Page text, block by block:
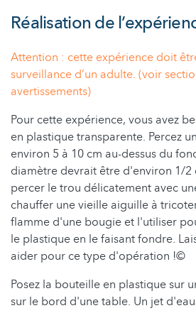
Réalisation de
Attention : cette expérience doit
surveillance d’un adulte. (voir
avertissements)
Pour cette expérience, vous avez
en plastique transparente. Percez
environ 5 à 10 cm au-dessus du
diamètre devrait être d'environ 1/2
percer le trou délicatement avec
chauffer une vieille aiguille à
flamme d'une bougie et l'utiliser
le plastique en le faisant fondre.
aider pour ce type d'opération !©
Posez la bouteille en plastique sur
sur le bord d'une table. Un jet